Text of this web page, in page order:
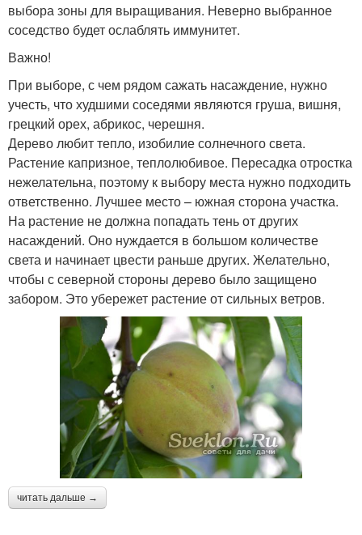
выбора зоны для выращивания. Неверно выбранное
соседство будет ослаблять иммунитет.
Важно!
При выборе, с чем рядом сажать насаждение, нужно
учесть, что худшими соседями являются груша, вишня,
грецкий орех, абрикос, черешня.
Дерево любит тепло, изобилие солнечного света.
Растение капризное, теплолюбивое. Пересадка отростка
нежелательна, поэтому к выбору места нужно подходить
ответственно. Лучшее место – южная сторона участка.
На растение не должна попадать тень от других
насаждений. Оно нуждается в большом количестве
света и начинает цвести раньше других. Желательно,
чтобы с северной стороны дерево было защищено
забором. Это убережет растение от сильных ветров.
читать дальше →